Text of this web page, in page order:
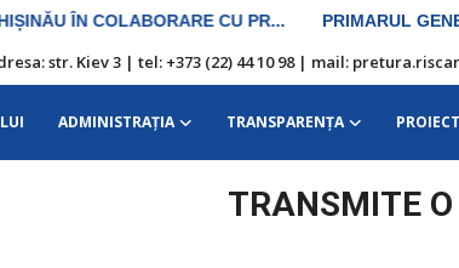
str. Kiev 3 | tel: +373 (22) 44 10 98 | mail:
ADMINISTRAŢIA TRANSPARENȚA
TRANSMITE